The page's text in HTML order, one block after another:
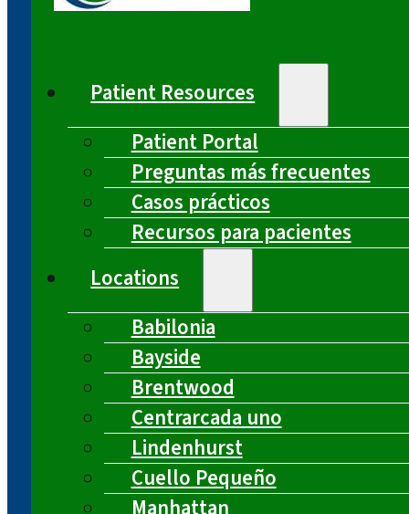
Patient Resources
Patient Portal
Preguntas más frecuentes
Casos prácticos
Recursos para pacientes
Locations
Babilonia
Bayside
Brentwood
Centrarcada uno
Lindenhurst
Cuello Pequeño